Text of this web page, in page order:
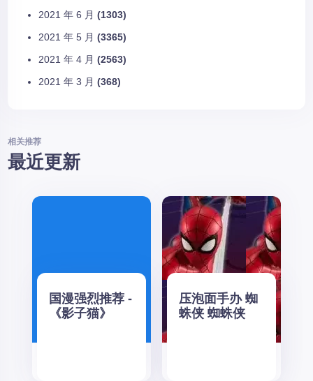
2021 年 6 月 (1303)
2021 年 5 月 (3365)
2021 年 4 月 (2563)
2021 年 3 月 (368)
相关推荐
最近更新
国漫强烈推荐 -
《影子猫》
压泡面手办 蜘
蛛侠 蜘蛛侠